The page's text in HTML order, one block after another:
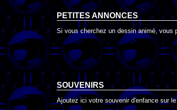
PETITES ANNONCES
Si vous cherchez un dessin animé, vous
SOUVENIRS
Ajoutez ici votre souvenir d'enfance sur